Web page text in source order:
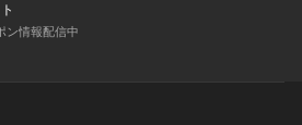
ン情報配信中